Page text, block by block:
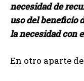
necesidad de
uso del beneficio
la necesidad con
En otro aparte